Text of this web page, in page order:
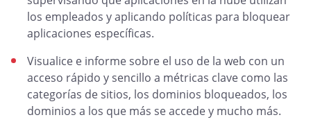
los empleados y aplicando políticas para bloquear
aplicaciones específicas.
Visualice e informe sobre el uso de la web con un
acceso rápido y sencillo a métricas clave como las
categorías de sitios, los dominios bloqueados, los
dominios a los que más se accede y mucho más.